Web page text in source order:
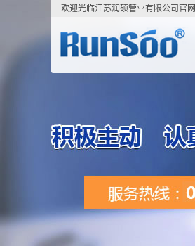
欢迎光临江苏润硕管业有限公司官网